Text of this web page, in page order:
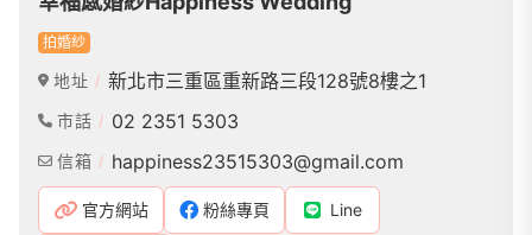
拍婚紗
地址 新北市三重區重新路三段128號8樓之1
市話 02 2351 5303
信箱 happiness23515303@gmail.com
官方網站 粉絲專頁 Line